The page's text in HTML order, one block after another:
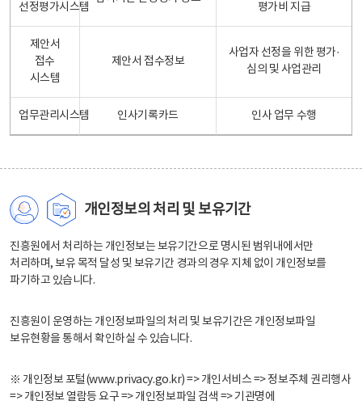
선정평가시스템
평가비 지급
제안서
접수
시스템
제안서 접수정보
사업자 선정을 위한 평가·
심의 및 사업관리
업무관리시스템 인사기록카드 인사 업무 수행
개인정보의 처리 및 보유기간
진흥원에서 처리하는 개인정보는 보유기간으로 명시된 범위내에서만
처리하며, 보유 목적 달성 및 보유기간 경과의 경우 지체 없이 개인정보를
파기하고 있습니다.
진흥원이 운영하는 개인정보파일의 처리 및 보유기간은 개인정보파일
보유현황을 통해서 확인하실 수 있습니다.
※ 개인정보 포털(www.privacy.go.kr) => 개인서비스 => 정보주체 권리행사
=> 개인정보 열람등 요구 => 개인정보파일 검색 => 기관명에